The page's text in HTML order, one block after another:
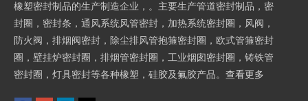
橡塑密封制品的生产制造企业，。主要生产管道密封制品，密
封圈，密封条，通风系统风管密封，加热系统密封圈，风阀，
防火阀，排烟阀密封，除尘排风管抱箍密封圈，欧式管箍密封
圈，壁挂炉密封圈，排烟管密封圈，工业烟囱密封圈，铸铁管
密封圈，灯具密封等各种橡塑，硅胶及氟胶产品。 查看更多